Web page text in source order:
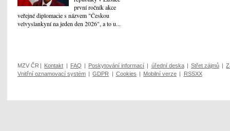
první ročník akce
veřejné diplomacie s názvem "Českou
velvyslankyní na jeden den 2026", a to u...
MZV ČR | Kontakt | FAQ | Poskytování informací | úřední deska | Střet zájmů |
Vnitřní oznamovací systém | GDPR | Cookies | Mobilní verze | RSSXX